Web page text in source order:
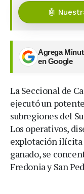
🤖
Agrega
en Google
La Seccional de
ejecutó un
subregiones del
Los operativos,
explotación ilícita
ganado, se
Fredonia y San